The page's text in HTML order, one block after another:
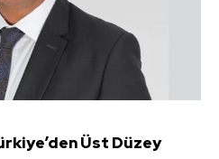
Üst Düzey